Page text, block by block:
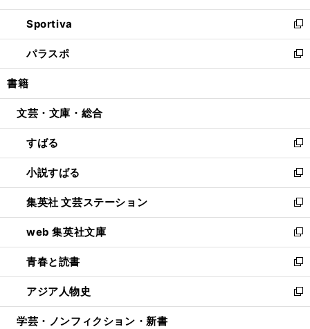
開
く
ン
ド
ウ
で
開
ウ
ィ
ン
ド
ウ
開
し
い
ウ
ィ
ン
ウ
開
く
Sportiva
新
し
い
ウ
ン
ウ
で
開
く
パラスポ
新
し
ウ
ン
ド
ウ
で
開
く
書籍
文芸・文庫・総合
すばる
新
し
い
ウ
ィ
ン
ド
ウ
で
開
く
小説すばる
新
し
い
ウ
ィ
ン
ド
ウ
で
開
集英社 文芸ステーション
新
し
い
ウ
ィ
ン
ド
ウ
web 集英社文庫
新
し
い
ウ
ィ
ン
青春と読書
新
し
い
ウ
アジア人物史
新
し
学芸・ノンフィクション・新書